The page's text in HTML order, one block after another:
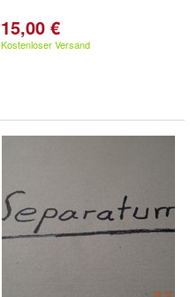
15,00 €
Kostenloser Versand